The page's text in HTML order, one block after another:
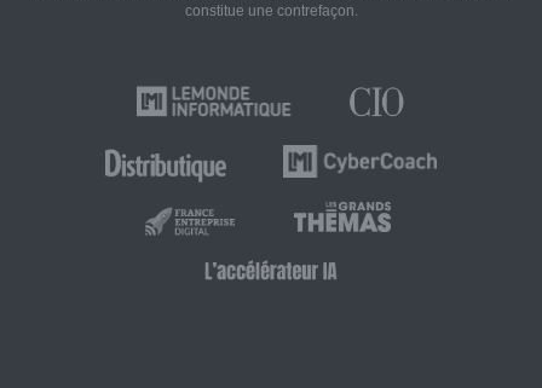
constitue une contrefaçon.